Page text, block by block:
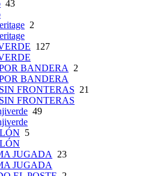
43
2
127
BANDERA
2
BANDERA
FRONTERAS 21
FRONTERAS
49
5
JUGADA
23
JUGADA